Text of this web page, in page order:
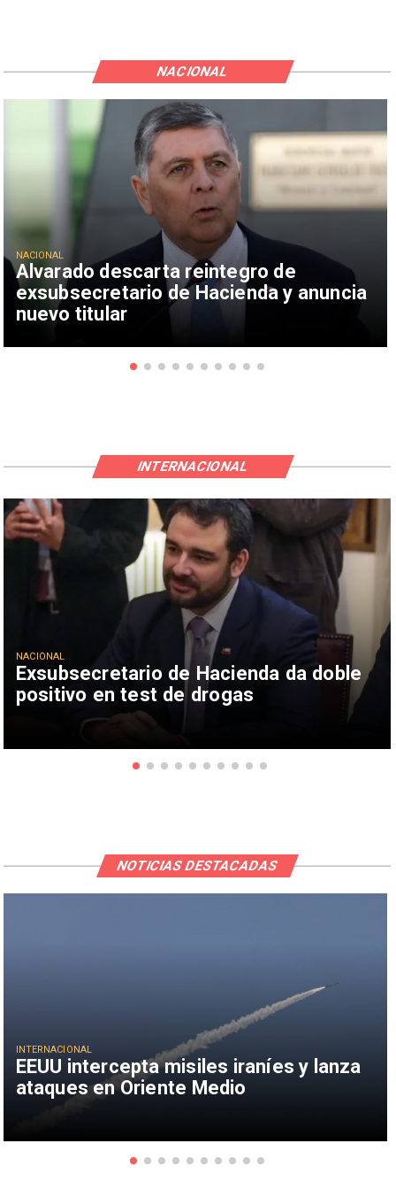
Alvarado descarta reintegro de
exsubsecretario de Hacienda y anuncia
nuevo titular
NACIONAL
NACIONAL
Exsubsecretario de Hacienda da doble
positivo en test de drogas
NACIONAL
INTERNACIONAL
EEUU intercepta misiles iraníes y lanza
ataques en Oriente Medio
INTERNACIONAL
NOTICIAS DESTACADAS